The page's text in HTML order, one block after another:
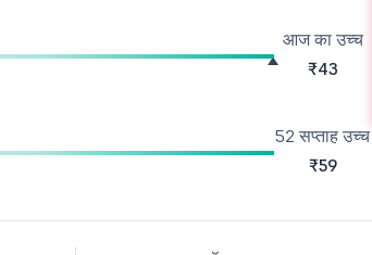
आज का उच्च
₹43
52 सप्ताह उच्च
₹59